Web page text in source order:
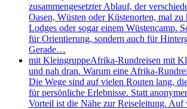
zusammengesetzter Ablauf, der
Oasen, Wüsten oder Küstenorten, mal
Lodges oder sogar einem Wüstencamp.
für Orientierung, sondern auch für
Gerade…
mit KleingruppeAfrika-Rundreisen mit
und nah dran. Warum eine Afrika-
Die Wege sind auf vielen Routen lang,
für persönliche Erlebnisse. Statt
Vorteil ist die Nähe zur Reiseleitung. Auf